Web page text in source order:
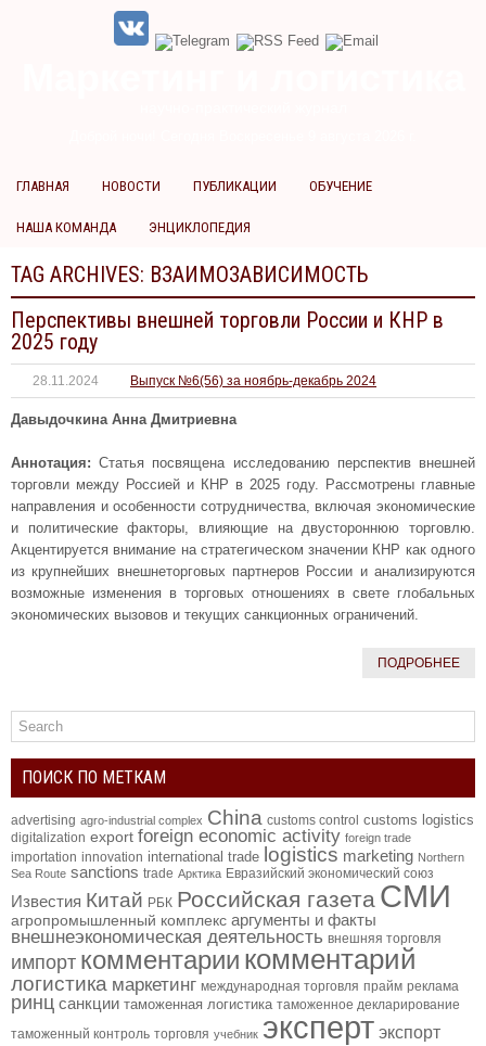
ГЛАВНАЯ НОВОСТИ ПУБЛИКАЦИИ ОБУЧЕНИЕ
НАША КОМАНДА ЭНЦИКЛОПЕДИЯ
TAG ARCHIVES: ВЗАИМОЗАВИСИМОСТЬ
Перспективы внешней торговли России и КНР в
2025 году
28.11.2024 Выпуск №6(56) за ноябрь-декабрь 2024
Давыдочкина Анна Дмитриевна
Аннотация: Статья посвящена исследованию перспектив внешней
торговли между Россией и КНР в 2025 году. Рассмотрены главные
направления и особенности сотрудничества, включая экономические
и политические факторы, влияющие на двустороннюю торговлю.
Акцентируется внимание на стратегическом значении КНР как одного
из крупнейших внешнеторговых партнеров России и анализируются
возможные изменения в торговых отношениях в свете глобальных
экономических вызовов и текущих санкционных ограничений.
ПОДРОБНЕЕ
ПОИСК ПО МЕТКАМ
advertising agro-industrial complex China customs control customs logistics
digitalization export foreign economic activity foreign trade
importation innovation international trade logistics marketing Northern
Sea Route sanctions trade Арктика Евразийский экономический союз
Известия Китай РБК Российская газета СМИ
агропромышленный комплекс аргументы и факты
внешнеэкономическая деятельность внешняя торговля
импорт комментарии комментарий
логистика маркетинг международная торговля прайм реклама
ринц санкции таможенная логистика таможенное декларирование
таможенный контроль торговля учебник эксперт экспорт